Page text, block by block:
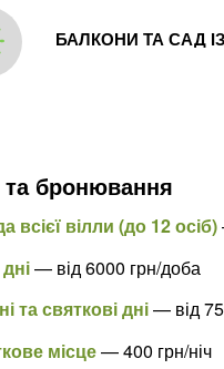
БАЛКОНИ ТА САД
та бронювання
всієї вілли (до 12 осіб)
— від 6000 грн/доба
та святкові дні— від
місце— 400 грн/ніч